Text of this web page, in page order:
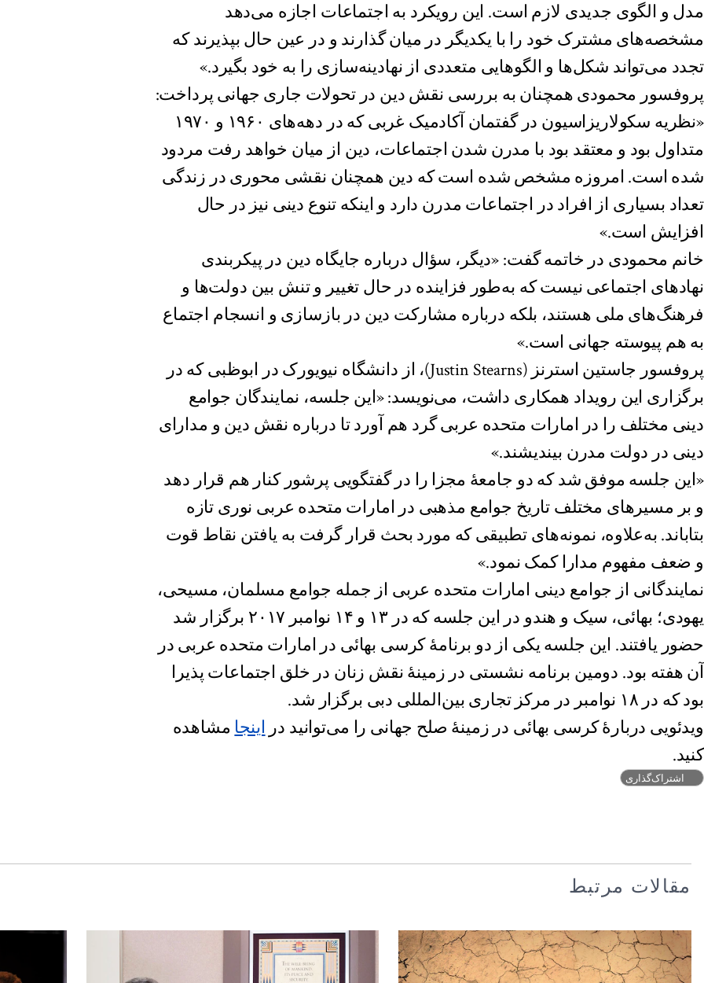
مدل و الگوی جدیدی لازم است. این رویکرد به اجتماعات اجازه می‌دهد
مشخصه‌های مشترک خود را با یکدیگر در میان گذارند و در عین حال بپذیرند که
تجدد می‌تواند شکل‌ها و الگوهایی متعددی از نهادینه‌سازی را به خود بگیرد.»
پروفسور محمودی همچنان به بررسی نقش دین در تحولات جاری جهانی پرداخت:
«نظریه سکولاریزاسیون در گفتمان آکادمیک غربی که در دهه‌های ۱۹۶۰ و ۱۹۷۰
متداول بود و معتقد بود با مدرن شدن اجتماعات، دین از میان خواهد رفت مردود
شده است. امروزه مشخص شده است که دین همچنان نقشی محوری در زندگی
تعداد بسیاری از افراد در اجتماعات مدرن دارد و اینکه تنوع دینی نیز در حال
افزایش است.»
خانم محمودی در خاتمه گفت: «دیگر، سؤال درباره جایگاه دین در پیکربندی
نهادهای اجتماعی نیست که به‌طور فزاینده در حال تغییر و تنش بین دولت‌ها و
فرهنگ‌های ملی هستند، بلکه درباره مشارکت دین در بازسازی و انسجام اجتماع
به هم پیوسته جهانی است.»
پروفسور جاستین استرنز (Justin Stearns)، از دانشگاه نیویورک در ابوظبی که در
برگزاری این رویداد همکاری داشت، می‌نویسد: «این جلسه، نمایندگان جوامع
دینی مختلف را در امارات متحده عربی گرد هم آورد تا درباره نقش دین و مدارای
دینی در دولت مدرن بیندیشند.»
«این جلسه موفق شد که دو جامعۀ مجزا را در گفتگویی پرشور کنار هم قرار دهد
و بر مسیرهای مختلف تاریخ جوامع مذهبی در امارات متحده عربی نوری تازه
بتاباند. به‌علاوه، نمونه‌های تطبیقی که مورد بحث قرار گرفت به یافتن نقاط قوت
و ضعف مفهوم مدارا کمک نمود.»
نمایندگانی از جوامع دینی امارات متحده عربی از جمله جوامع مسلمان، مسیحی،
یهودی؛ بهائی، سیک و هندو در این جلسه که در ۱۳ و ۱۴ نوامبر ۲۰۱۷ برگزار شد
حضور یافتند. این جلسه یکی از دو برنامۀ کرسی بهائی در امارات متحده عربی در
آن هفته بود. دومین برنامه نشستی در زمینۀ نقش زنان در خلق اجتماعات پذیرا
بود که در ۱۸ نوامبر در مرکز تجاری بین‌المللی دبی برگزار شد.
ویدئویی دربارۀ کرسی بهائی در زمینۀ صلح جهانی را می‌توانید در اینجا مشاهده
کنید.
اشتراک‌گذاری
مقالات مرتبط